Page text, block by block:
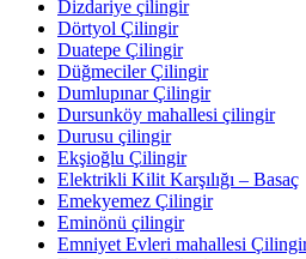
Dizdariye çilingir
Dörtyol Çilingir
Duatepe Çilingir
Düğmeciler Çilingir
Dumlupınar Çilingir
Dursunköy mahallesi çilingir
Durusu çilingir
Ekşioğlu Çilingir
Elektrikli Kilit Karşılığı – Basaç
Emekyemez Çilingir
Eminönü çilingir
Emniyet Evleri mahallesi